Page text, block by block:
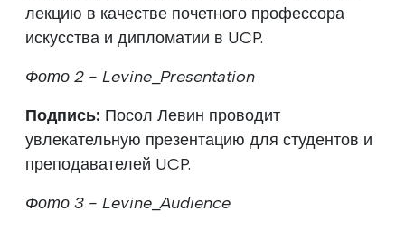
лекцию в качестве почетного профессора
искусства и дипломатии в UCP.
Фото 2 - Levine_Presentation
Подпись: Посол Левин проводит
увлекательную презентацию для студентов и
преподавателей UCP.
Фото 3 - Levine_Audience